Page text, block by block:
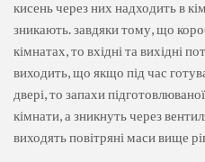
кисень через них надходить в
зникають. завдяки тому, що
кімнатах, то вхідні та вихідні
виходить, що якщо під час
двері, то запахи
кімнати, а зникнуть через
виходять повітряні маси вище